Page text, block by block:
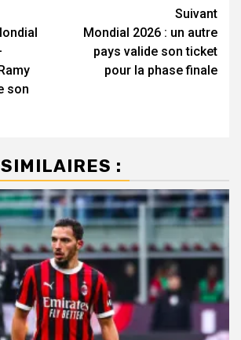
son
Suivant
Mondial 2026 : un autre
pays valide son ticket
pour la phase finale
: